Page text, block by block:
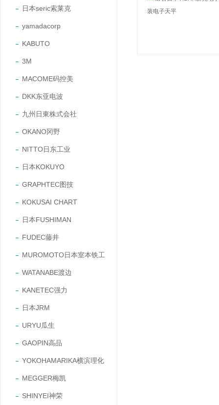
日本seric索莱克
yamadacorp
KABUTO
3M
MACOME码控美
DKK东亚电波
九州日東株式会社
OKANO冈野
NITTO日东工业
日本KOKUYO
GRAPHTEC图技
KOKUSAI CHART
日本FUSHIMAN
FUDEC藤井
MUROMOTO日本室本铁工
WATANABE渡边
KANETEC强力
日本JRM
URYU瓜生
GAOPIN高品
YOKOHAMARIKA横滨理化
MEGGER梅凯
SHINYEI神荣